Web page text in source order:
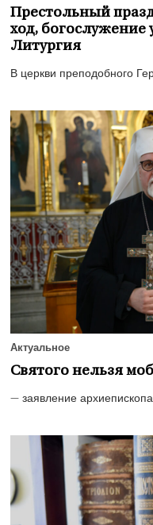
Престольный
ход, богослужение
Литургия
В церкви преподобного
Актуальное
Святого нельзя
— заявление